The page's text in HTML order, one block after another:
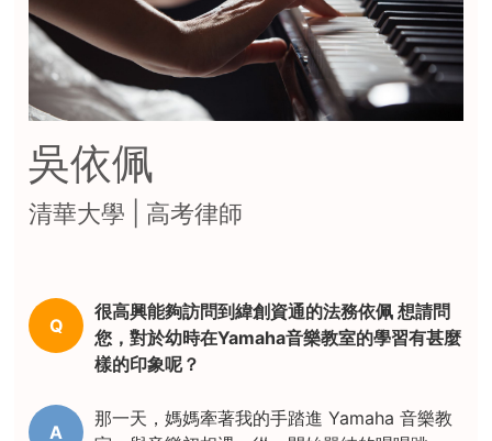
吳依佩
清華大學 | 高考律師
Q
很高興能夠訪問到緯創資通的法務依佩 想請問
您，對於幼時在Yamaha音樂教室的學習有甚麼
樣的印象呢？
A
那一天，媽媽牽著我的手踏進 Yamaha 音樂教